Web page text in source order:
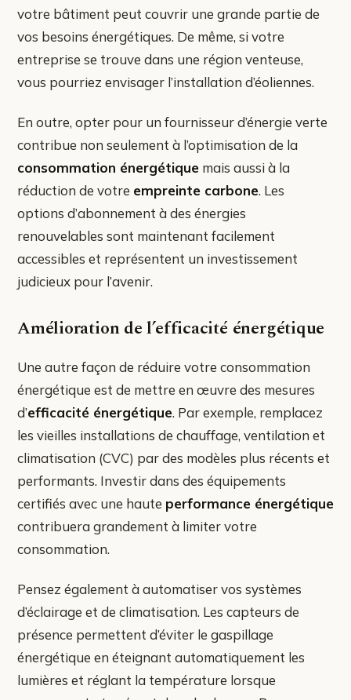
votre bâtiment peut couvrir une grande partie de
vos besoins énergétiques. De même, si votre
entreprise se trouve dans une région venteuse,
vous pourriez envisager l’installation d’éoliennes.
En outre, opter pour un fournisseur d’énergie verte
contribue non seulement à l’optimisation de la
consommation énergétique mais aussi à la
réduction de votre empreinte carbone. Les
options d’abonnement à des énergies
renouvelables sont maintenant facilement
accessibles et représentent un investissement
judicieux pour l’avenir.
Amélioration de l’efficacité énergétique
Une autre façon de réduire votre consommation
énergétique est de mettre en œuvre des mesures
d’efficacité énergétique. Par exemple, remplacez
les vieilles installations de chauffage, ventilation et
climatisation (CVC) par des modèles plus récents et
performants. Investir dans des équipements
certifiés avec une haute performance énergétique
contribuera grandement à limiter votre
consommation.
Pensez également à automatiser vos systèmes
d’éclairage et de climatisation. Les capteurs de
présence permettent d’éviter le gaspillage
énergétique en éteignant automatiquement les
lumières et réglant la température lorsque